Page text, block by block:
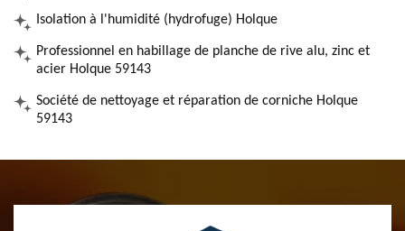
Isolation à l'humidité (hydrofuge) Holque
Professionnel en habillage de planche de rive alu, zinc et
acier Holque 59143
Société de nettoyage et réparation de corniche Holque
59143